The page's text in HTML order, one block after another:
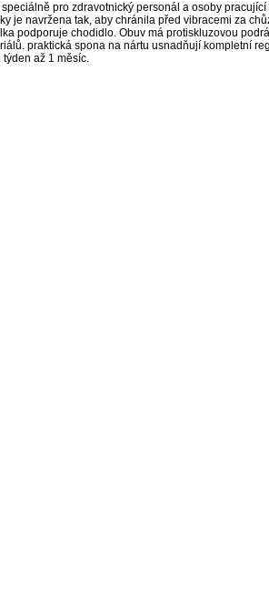
pro zdravotnický personál a osoby
je navržena tak, aby chránila před vibracemi za
podporuje chodidlo. Obuv má protiskluzovou
praktická spona na nártu usnadňují kompletní
až 1 měsíc.